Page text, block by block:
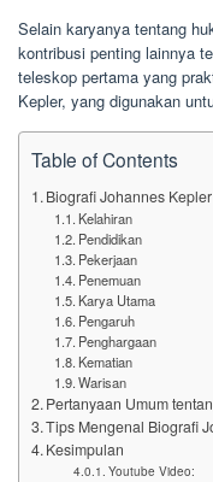
Selain karyanya tentang
kontribusi penting lainnya
teleskop pertama yang
Kepler, yang digunakan
Table of Contents
Biografi Johannes Kepler
Kelahiran
Pendidikan
Pekerjaan
Penemuan
Karya Utama
Pengaruh
Penghargaan
Kematian
Warisan
Pertanyaan Umum
Tips Mengenal Biografi
Kesimpulan
Youtube Video: